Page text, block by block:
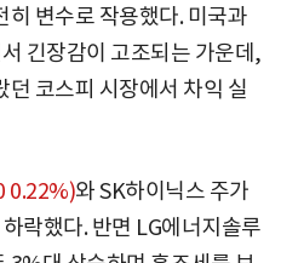
변수로 작용했다. 미국과
긴장감이 고조되는 가운데,
코스피 시장에서 차익 실
0.22%)와 SK하이닉스 주가
락했다. 반면 LG에너지솔루